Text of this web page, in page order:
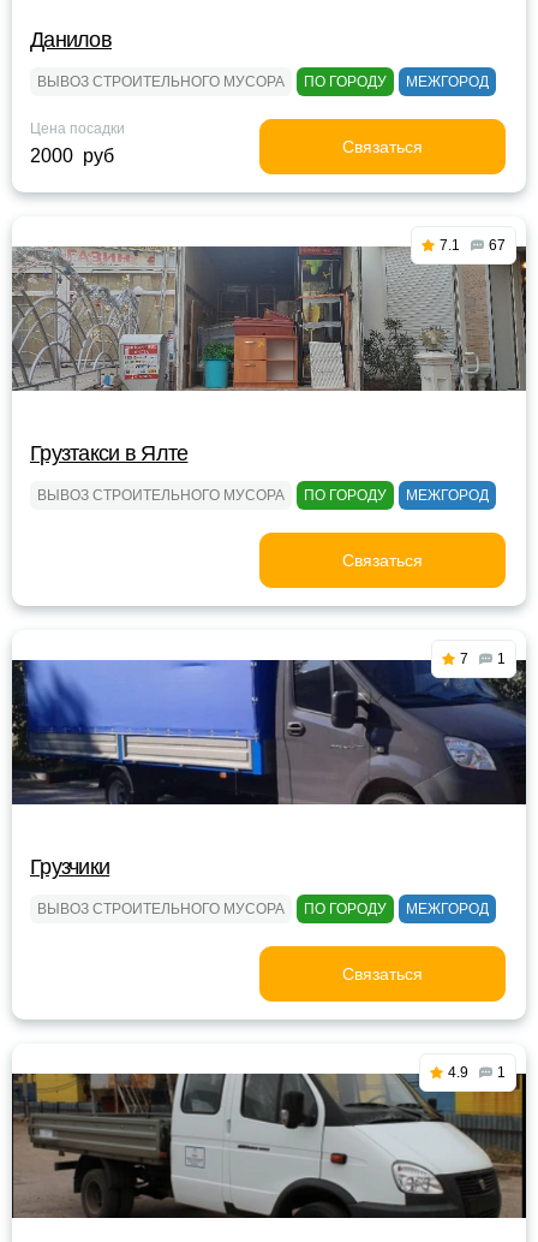
Данилов
ВЫВОЗ СТРОИТЕЛЬНОГО МУСОРА ПО ГОРОДУ МЕЖГОРОД
Цена посадки
2000 руб Связаться
7.1 67
Грузтакси в Ялте
ВЫВОЗ СТРОИТЕЛЬНОГО МУСОРА ПО ГОРОДУ МЕЖГОРОД
Связаться
7 1
Грузчики
ВЫВОЗ СТРОИТЕЛЬНОГО МУСОРА ПО ГОРОДУ МЕЖГОРОД
Связаться
4.9 1